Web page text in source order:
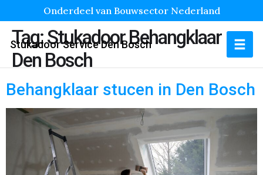
Onderdeel van Bouwsector Nederland
Stukadoor Service Den Bosch
Tag:Stukadoor Behangklaar
Den Bosch
Behangklaar stucen in Den Bosch